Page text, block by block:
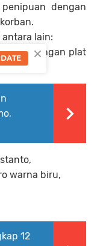
dengan
lain:
2024 dengan plat
warna biru,
12
×